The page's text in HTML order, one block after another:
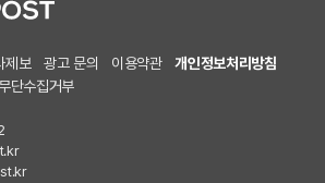
제보 광고 문의 이용약관
개인정보처리방침
단수집거부